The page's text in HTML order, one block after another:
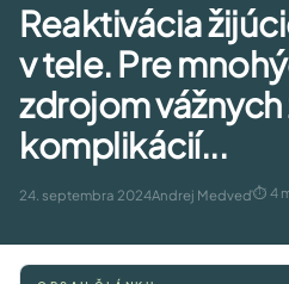
Reaktivácia
v tele. Pre
zdrojom
komplikácií...
24. septembra 2024Andrej Medveď⏱ 4